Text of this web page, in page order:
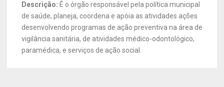
Descrição: É o órgão responsável pela política municipal
de saúde, planeja, coordena e apóia as atividades ações
desenvolvendo programas de ação preventiva na área de
vigilância sanitária, de atividades médico-odontológico,
paramédica, e serviços de ação social.